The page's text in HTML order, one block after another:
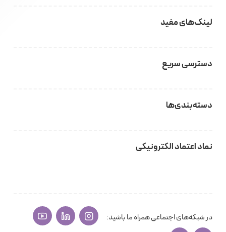
لینک‌های مفید
دسترسی سریع
دسته‌بندی‌ها
نماد اعتماد الکترونیکی
در شبکه‌های اجتماعی همراه ما باشید: